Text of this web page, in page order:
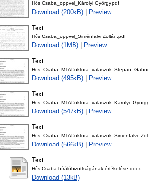
Hős Csaba_oppvel_Károlyi György.pdf
Download (200kB) Preview
Text
Hős Csaba_oppvel_Siménfalvi Zoltán.pdf
Download (1MB) Preview
Text
Download (495kB) Preview
Text
Download (547kB) Preview
Text
Download (566kB) Preview
Text
Hős Csaba bírálóbizottságának értékelése.docx
Download (13kB)